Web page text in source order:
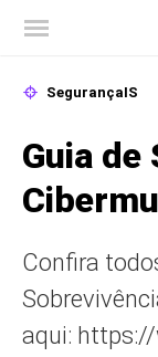
SegurançaIS
Guia de
Confira
aqui: